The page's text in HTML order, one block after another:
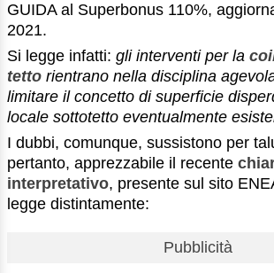
GUIDA al Superbonus 110%,
2021.
Si legge infatti: gli interventi per la
tetto rientrano nella disciplina
limitare il concetto di superficie
locale sottotetto eventualmente
I dubbi, comunque, sussistono per
pertanto, apprezzabile il recente
interpretativo, presente sul sito
legge distintamente:
Pubblicità